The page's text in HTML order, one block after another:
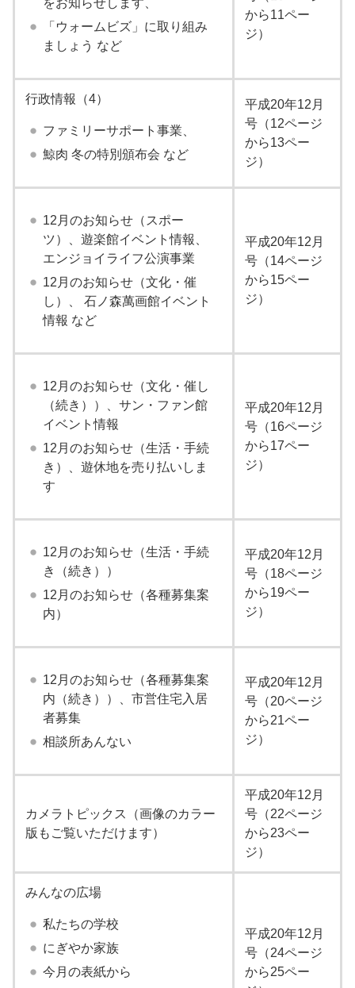
をお知らせします、
「ウォームビズ」に取り組み
ましょう など
から11ペー
ジ）
行政情報（4）
ファミリーサポート事業、
鯨肉 冬の特別頒布会 など
平成20年12月
号（12ページ
から13ペー
ジ）
12月のお知らせ（スポー
ツ）、遊楽館イベント情報、
エンジョイライフ公演事業
12月のお知らせ（文化・催
し）、 石ノ森萬画館イベント
情報 など
平成20年12月
号（14ページ
から15ペー
ジ）
12月のお知らせ（文化・催し
（続き））、サン・ファン館
イベント情報
12月のお知らせ（生活・手続
き）、遊休地を売り払いしま
す
平成20年12月
号（16ページ
から17ペー
ジ）
12月のお知らせ（生活・手続
き（続き））
12月のお知らせ（各種募集案
内）
平成20年12月
号（18ページ
から19ペー
ジ）
12月のお知らせ（各種募集案
内（続き））、市営住宅入居
者募集
相談所あんない
平成20年12月
号（20ページ
から21ペー
ジ）
カメラトピックス（画像のカラー
版もご覧いただけます）
平成20年12月
号（22ページ
から23ペー
ジ）
みんなの広場
私たちの学校
にぎやか家族
今月の表紙から
平成20年12月
号（24ページ
から25ペー